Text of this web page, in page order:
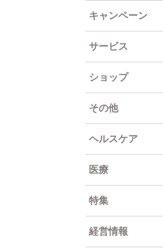
キャンペーン
サービス
ショップ
その他
ヘルスケア
医療
特集
経営情報